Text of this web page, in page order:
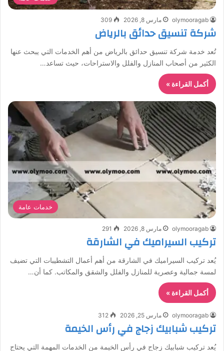
olymooragab مارس 8, 2026 309
شركة تنسيق حدائق بالرياض
تُعد خدمة شركة تنسيق حدائق بالرياض من أهم الخدمات التي يبحث عنها
الكثير من أصحاب المنازل والفلل والاستراحات، حيث تساعد…
أكمل القراءة »
خدمات عامة
olymooragab مارس 8, 2026 291
تركيب السيراميك في الشارقة
يُعد تركيب السيراميك في الشارقة من أهم أعمال التشطيبات التي تضيف
لمسة جمالية وعصرية للمنازل والفلل والشقق والمكاتب. كما أن…
أكمل القراءة »
olymooragab مارس 25, 2026 312
تركيب شبابيك زجاج في رأس الخيمة
يُعد تركيب شبابيك زجاج في رأس الخيمة من الخدمات المهمة التي يحتاج